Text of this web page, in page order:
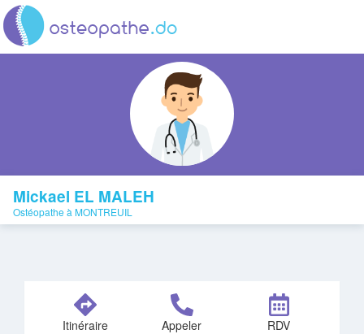
Mickael EL MALEH
Ostéopathe à MONTREUIL
Itinéraire Appeler RDV